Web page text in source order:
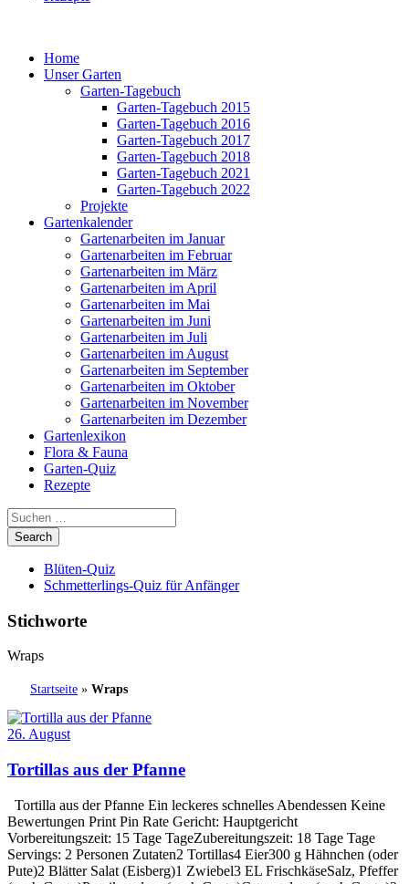
Home
Unser Garten
Garten-Tagebuch
Garten-Tagebuch 2015
Garten-Tagebuch 2016
Garten-Tagebuch 2017
Garten-Tagebuch 2018
Garten-Tagebuch 2021
Garten-Tagebuch 2022
Projekte
Gartenkalender
Gartenarbeiten im Januar
Gartenarbeiten im Februar
Gartenarbeiten im März
Gartenarbeiten im April
Gartenarbeiten im Mai
Gartenarbeiten im Juni
Gartenarbeiten im Juli
Gartenarbeiten im August
Gartenarbeiten im September
Gartenarbeiten im Oktober
Gartenarbeiten im November
Gartenarbeiten im Dezember
Gartenlexikon
Flora & Fauna
Garten-Quiz
Rezepte
Blüten-Quiz
Schmetterlings-Quiz für Anfänger
Stichworte
Wraps
Startseite » Wraps
26. August
Tortillas aus der Pfanne
Tortilla aus der Pfanne Ein leckeres schnelles Abendessen Keine
Bewertungen Print Pin Rate Gericht: Hauptgericht
Vorbereitungszeit: 15 Tage TageZubereitungszeit: 18 Tage Tage
Servings: 2 Personen Zutaten2 Tortillas4 Eier300 g Hähnchen (oder
Pute)2 Blätter Salat (Eisberg)1 Zwiebel3 EL FrischkäseSalz, Pfeffer